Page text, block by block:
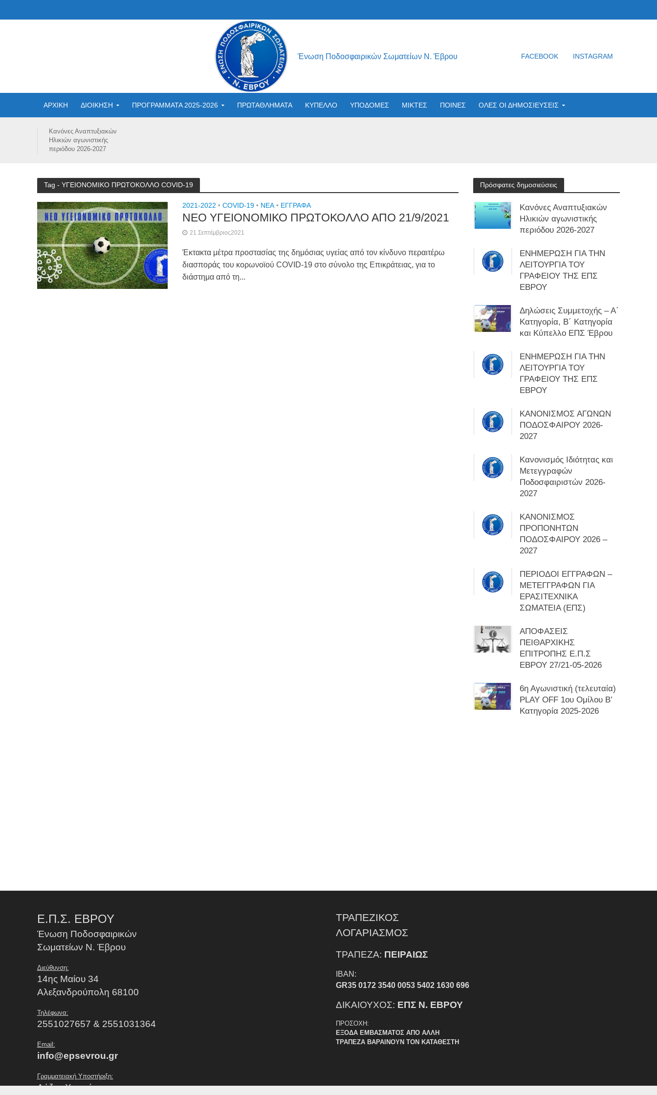
Ένωση Ποδοσφαιρικών Σωματείων Ν. Έβρου FACEBOOK INSTAGRAM
ΑΡΧΙΚΗ ΔΙΟΙΚΗΣΗ ΠΡΟΓΡΑΜΜΑΤΑ 2025-2026 ΠΡΩΤΑΘΛΗΜΑΤΑ ΚΥΠΕΛΛΟ ΥΠΟΔΟΜΕΣ ΜΙΚΤΕΣ ΠΟΙΝΕΣ ΟΛΕΣ ΟΙ ΔΗΜΟΣΙΕΥΣΕΙΣ
Κανόνες Αναπτυξιακών
Ηλικιών αγωνιστικής
περιόδου 2026-2027
Tag - ΥΓΕΙΟΝΟΜΙΚΟ ΠΡΩΤΟΚΟΛΛΟ COVID-19
2021-2022 • COVID-19 • NEA • ΕΓΓΡΑΦΑ
ΝΕΟ ΥΓΕΙΟΝΟΜΙΚΟ ΠΡΩΤΟΚΟΛΛΟ ΑΠΟ 21/9/2021
21 Σεπτέμβριος2021
Έκτακτα μέτρα προστασίας της δημόσιας υγείας από τον κίνδυνο περαιτέρω
διασποράς του κορωνοϊού COVID-19 στο σύνολο της Επικράτειας, για το
διάστημα από τη...
Πρόσφατες δημοσιεύσεις
Κανόνες Αναπτυξιακών
Ηλικιών αγωνιστικής
περιόδου 2026-2027
ΕΝΗΜΕΡΩΣΗ ΓΙΑ ΤΗΝ
ΛΕΙΤΟΥΡΓΙΑ ΤΟΥ
ΓΡΑΦΕΙΟΥ ΤΗΣ ΕΠΣ
ΕΒΡΟΥ
Δηλώσεις Συμμετοχής – Α΄
Κατηγορία, Β΄ Κατηγορία
και Κύπελλο ΕΠΣ Έβρου
ΕΝΗΜΕΡΩΣΗ ΓΙΑ ΤΗΝ
ΛΕΙΤΟΥΡΓΙΑ ΤΟΥ
ΓΡΑΦΕΙΟΥ ΤΗΣ ΕΠΣ
ΕΒΡΟΥ
ΚΑΝΟΝΙΣΜΟΣ ΑΓΩΝΩΝ
ΠΟΔΟΣΦΑΙΡΟΥ 2026-
2027
Κανονισμός Ιδιότητας και
Μετεγγραφών
Ποδοσφαιριστών 2026-
2027
ΚΑΝΟΝΙΣΜΟΣ
ΠΡΟΠΟΝΗΤΩΝ
ΠΟΔΟΣΦΑΙΡΟΥ 2026 –
2027
ΠΕΡΙΟΔΟΙ ΕΓΓΡΑΦΩΝ –
ΜΕΤΕΓΓΡΑΦΩΝ ΓΙΑ
ΕΡΑΣΙΤΕΧΝΙΚΑ
ΣΩΜΑΤΕΙΑ (ΕΠΣ)
ΑΠΟΦΑΣΕΙΣ
ΠΕΙΘΑΡΧΙΚΗΣ
ΕΠΙΤΡΟΠΗΣ Ε.Π.Σ
ΕΒΡΟΥ 27/21-05-2026
6η Αγωνιστική (τελευταία)
PLAY OFF 1ου Ομίλου Β’
Κατηγορία 2025-2026
Ε.Π.Σ. ΕΒΡΟΥ
Ένωση Ποδοσφαιρικών
Σωματείων Ν. Έβρου
Διεύθυνση:
14ης Μαίου 34
Αλεξανδρούπολη 68100
Τηλέφωνα:
2551027657 & 2551031364
Email:
info@epsevrou.gr
Γραμματειακή Υποστήριξη:
Λάζου Χρυσή
ΤΡΑΠΕΖΙΚΟΣ
ΛΟΓΑΡΙΑΣΜΟΣ
ΤΡΑΠΕΖΑ: ΠΕΙΡΑΙΩΣ
IBAN:
GR35 0172 3540 0053 5402 1630 696
ΔΙΚΑΙΟΥΧΟΣ: ΕΠΣ Ν. ΕΒΡΟΥ
ΠΡΟΣΟΧΗ:
ΕΞΟΔΑ ΕΜΒΑΣΜΑΤΟΣ ΑΠΟ ΑΛΛΗ
ΤΡΑΠΕΖΑ ΒΑΡΑΙΝΟΥΝ ΤΟΝ ΚΑΤΑΘΕΣΤΗ